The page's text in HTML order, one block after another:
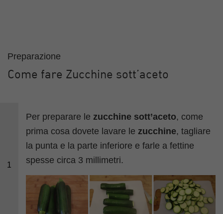
Preparazione
Come fare Zucchine sott’aceto
1
Per preparare lezucchine sott’aceto, come
prima cosa dovete lavare lezucchine, tagliare
la punta e la parte inferiore e farle a fettine
spesse circa 3 millimetri.